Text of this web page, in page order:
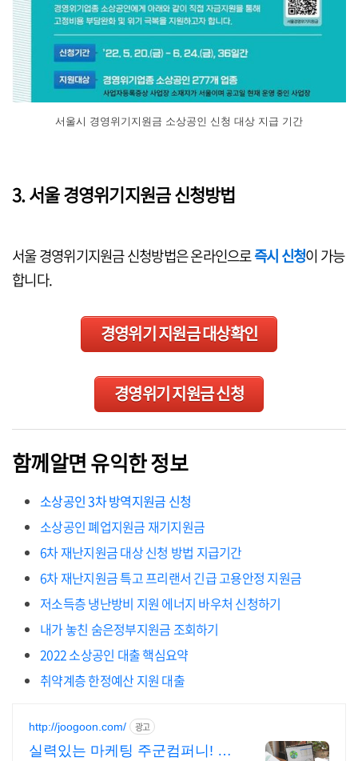
서울시 경영위기지원금 소상공인 신청 대상 지급 기간
3. 서울 경영위기지원금 신청방법
서울 경영위기지원금 신청방법은 온라인으로즉시 신청이 가능
합니다.
경영위기 지원금 대상확인
경영위기 지원금 신청
함께알면 유익한 정보
소상공인 3차 방역지원금 신청
소상공인 폐업지원금 재기지원금
6차 재난지원금 대상 신청 방법 지급기간
6차 재난지원금 특고 프리랜서 긴급 고용안정 지원금
저소득층 냉난방비 지원 에너지 바우처 신청하기
내가 놓친 숨은정부지원금 조회하기
2022 소상공인 대출 핵심요약
취약계층 한정예산 지원 대출
http://joogoon.com/ 광고
실력있는 마케팅 주군컴퍼니! 광